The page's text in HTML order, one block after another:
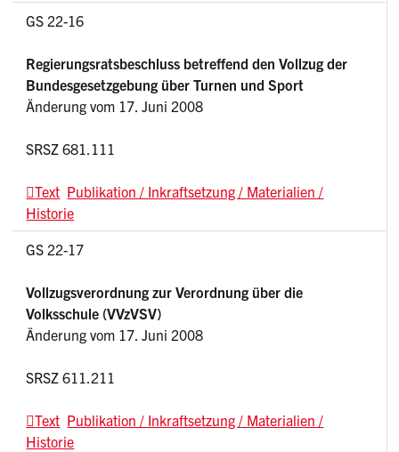
GS 22-16
Regierungsratsbeschluss betreffend den Vollzug der
Bundesgesetzgebung über Turnen und Sport
Änderung vom 17. Juni 2008
SRSZ 681.111
Text Publikation / Inkraftsetzung / Materialien /
Historie
GS 22-17
Vollzugsverordnung zur Verordnung über die
Volksschule (VVzVSV)
Änderung vom 17. Juni 2008
SRSZ 611.211
Text Publikation / Inkraftsetzung / Materialien /
Historie